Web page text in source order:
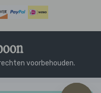
voorbehouden.